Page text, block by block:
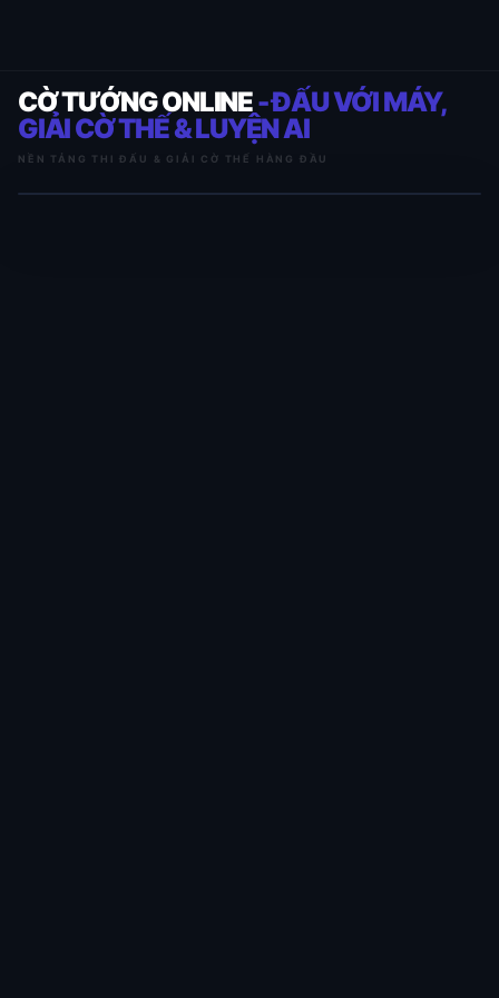
CỜ TƯỚNG ONLINE- ĐẤU VỚI MÁY,
GIẢI CỜ THẾ & LUYỆN AI
NỀN TẢNG THI ĐẤU & GIẢI CỜ THẾ HÀNG ĐẦU